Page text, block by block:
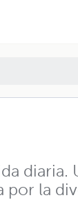
diaria.
la